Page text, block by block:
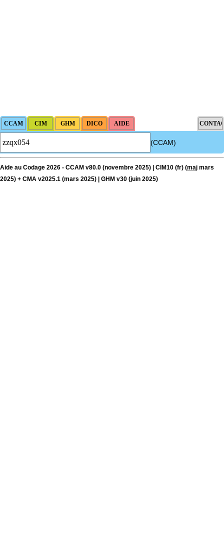
(CCAM)
Aide au Codage 2026 - CCAM v80.0 (novembre 2025) | CIM10 (fr) (maj mars
2025) + CMA v2025.1 (mars 2025) | GHM v30 (juin 2025)